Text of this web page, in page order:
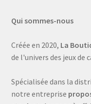
Qui sommes-nous
Créée en 2020, La
de l'univers des jeux de
Spécialisée dans la
notre entreprise